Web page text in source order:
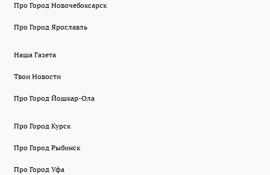
Про Город Новочебоксарск
Про Город Ярославль
Наша Газета
Твои Новости
Про Город Йошкар-Ола
Про Город Курск
Про Город Рыбинск
Про Город Уфа